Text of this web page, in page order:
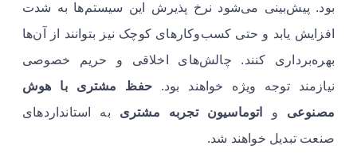
بود. پیش‌بینی می‌شود نرخ پذیرش این سیستم‌ها به شدت
افزایش یابد و حتی کسب‌وکارهای کوچک نیز بتوانند از آن‌ها
بهره‌برداری کنند. چالش‌های اخلاقی و حریم خصوصی
نیازمند توجه ویژه خواهند بود. حفظ مشتری با هوش
مصنوعی و اتوماسیون تجربه مشتری به استانداردهای
صنعت تبدیل خواهند شد.